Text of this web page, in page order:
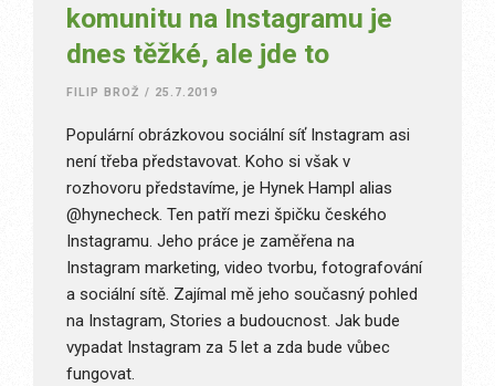
komunitu na Instagramu je
dnes těžké, ale jde to
FILIP BROŽ / 25.7.2019
Populární obrázkovou sociální síť Instagram asi
není třeba představovat. Koho si však v
rozhovoru představíme, je Hynek Hampl alias
@hynecheck. Ten patří mezi špičku českého
Instagramu. Jeho práce je zaměřena na
Instagram marketing, video tvorbu, fotografování
a sociální sítě. Zajímal mě jeho současný pohled
na Instagram, Stories a budoucnost. Jak bude
vypadat Instagram za 5 let a zda bude vůbec
fungovat.